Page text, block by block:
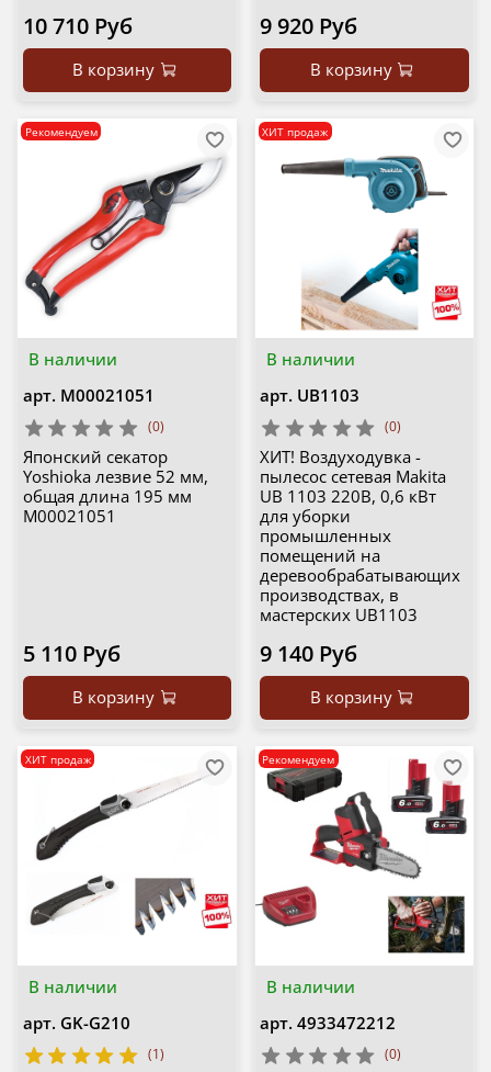
10 710 Руб
В корзину
9 920 Руб
В корзину
В наличии
Рекомендуем
арт. М00021051
(0)
Японский секатор
Yoshioka лезвие 52 мм,
общая длина 195 мм
М00021051
5 110 Руб
В корзину
В наличии
ХИТ продаж
арт. UB1103
(0)
ХИТ! Воздуходувка -
пылесос сетевая Makita
UB 1103 220В, 0,6 кВт
для уборки
промышленных
помещений на
деревообрабатывающих
производствах, в
мастерских UB1103
9 140 Руб
В корзину
В наличии
ХИТ продаж
арт. GK-G210
(1)
В наличии
Рекомендуем
арт. 4933472212
(0)